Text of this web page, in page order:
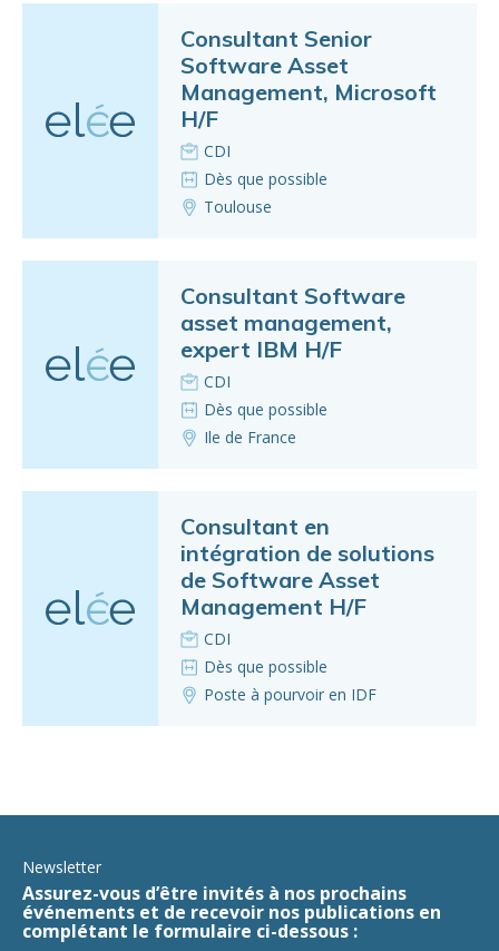
Consultant Senior
Software Asset
Management, Microsoft
H/F
CDI
Dès que possible
Toulouse
Consultant Software
asset management,
expert IBM H/F
CDI
Dès que possible
Ile de France
Consultant en
intégration de solutions
de Software Asset
Management H/F
CDI
Dès que possible
Poste à pourvoir en IDF
Newsletter
Assurez-vous d’être invités à nos prochains
événements et de recevoir nos publications en
complétant le formulaire ci-dessous :